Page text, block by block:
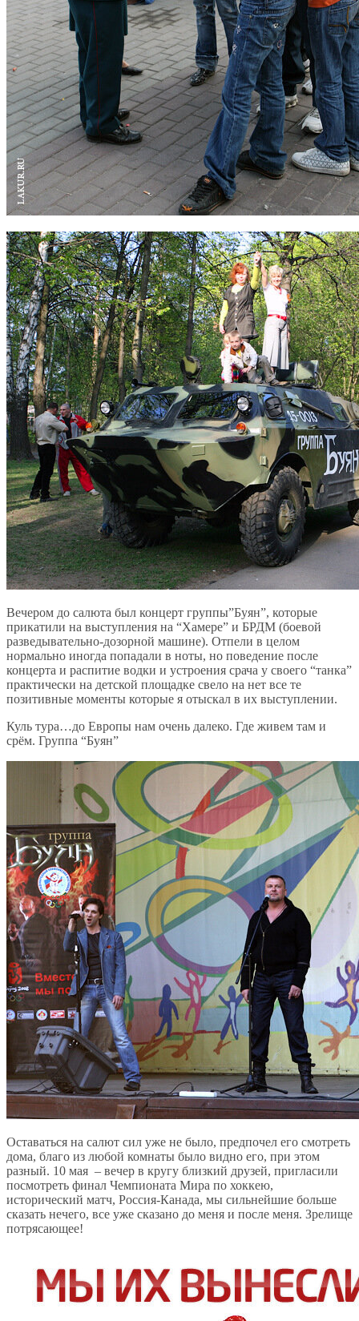
Вечером до салюта был концерт группы”Буян”, которые
прикатили на выступления на “Хамере” и БРДМ (боевой
разведывательно-дозорной машине). Отпели в целом
нормально иногда попадали в ноты, но поведение после
концерта и распитие водки и устроения срача у своего “танка”
практически на детской площадке свело на нет все те
позитивные моменты которые я отыскал в их выступлении.
Куль тура…до Европы нам очень далеко. Где живем там и
срём. Группа “Буян”
Оставаться на салют сил уже не было, предпочел его смотреть
дома, благо из любой комнаты было видно его, при этом
разный. 10 мая – вечер в кругу близкий друзей, пригласили
посмотреть финал Чемпионата Мира по хоккею,
исторический матч, Россия-Канада, мы сильнейшие больше
сказать нечего, все уже сказано до меня и после меня. Зрелище
потрясающее!